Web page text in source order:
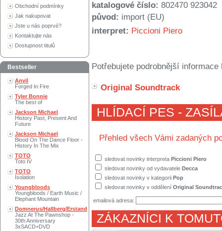
Obchodní podmínky
Jak nakupovat
Jste u nás poprvé?
Kontaktujte nás
Dostupnost titulů
Bestseller
Anvil
Forged In Fire
Tyler Bonnie
The best of
Jackson Michael
History Past, Present And
Future
Jackson Michael
Blood On The Dance Floor -
History In The Mix
TOTO
Toto IV
TOTO
Isolation
Youngbloods
Youngbloods / Earth Music /
Elephant Mountain
Domnerus/Hallberg/Erstand
Jazz At The Pawnshop -
30th Anniversary
3xSACD+DVD
katalogové číslo: 802470 923042
původ: import (EU)
interpret: Piccioni Piero
Potřebujete podrobnější
Original Soundtrack
HLÍDACÍ PES -
Přehled všech Vámi zadaných
sledovat novinky interpreta Piccioni Piero
sledovat novinky od vydavatele Decca
sledovat novinky v kategorii Pop
sledovat novinky v oddělení Original
emailová adresa:
ZÁKAZNÍCI K